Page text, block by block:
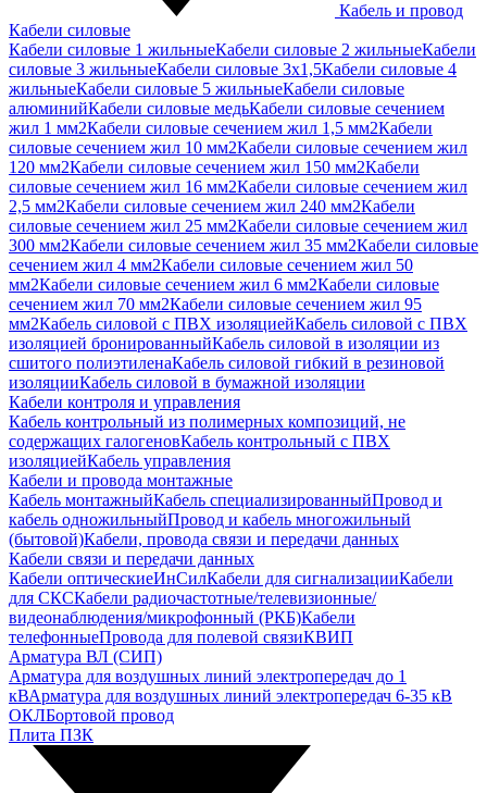
Кабель и провод
Кабели силовые
Кабели силовые 1 жильныеКабели силовые 2 жильныеКабели
силовые 3 жильныеКабели силовые 3х1,5Кабели силовые 4
жильныеКабели силовые 5 жильныеКабели силовые
алюминийКабели силовые медьКабели силовые сечением
жил 1 мм2Кабели силовые сечением жил 1,5 мм2Кабели
силовые сечением жил 10 мм2Кабели силовые сечением жил
120 мм2Кабели силовые сечением жил 150 мм2Кабели
силовые сечением жил 16 мм2Кабели силовые сечением жил
2,5 мм2Кабели силовые сечением жил 240 мм2Кабели
силовые сечением жил 25 мм2Кабели силовые сечением жил
300 мм2Кабели силовые сечением жил 35 мм2Кабели силовые
сечением жил 4 мм2Кабели силовые сечением жил 50
мм2Кабели силовые сечением жил 6 мм2Кабели силовые
сечением жил 70 мм2Кабели силовые сечением жил 95
мм2Кабель силовой с ПВХ изоляциейКабель силовой с ПВХ
изоляцией бронированныйКабель силовой в изоляции из
сшитого полиэтиленаКабель силовой гибкий в резиновой
изоляцииКабель силовой в бумажной изоляции
Кабели контроля и управления
Кабель контрольный из полимерных композиций, не
содержащих галогеновКабель контрольный с ПВХ
изоляциейКабель управления
Кабели и провода монтажные
Кабель монтажныйКабель специализированныйПровод и
кабель одножильныйПровод и кабель многожильный
(бытовой)Кабели, провода связи и передачи данных
Кабели связи и передачи данных
Кабели оптическиеИнСилКабели для сигнализацииКабели
для СКСКабели радиочастотные/телевизионные/
видеонаблюдения/микрофонный (РКБ)Кабели
телефонныеПровода для полевой связиКВИП
Арматура ВЛ (СИП)
Арматура для воздушных линий электропередач до 1
кВАрматура для воздушных линий электропередач 6-35 кВ
ОКЛБортовой провод
Плита ПЗК